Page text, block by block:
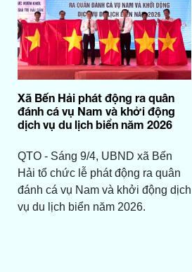
Xã Bến Hải phát động ra quân
đánh cá vụ Nam và khởi động
dịch vụ du lịch biển năm 2026
QTO - Sáng 9/4, UBND xã Bến
Hải tổ chức lễ phát động ra quân
đánh cá vụ Nam và khởi động dịch
vụ du lịch biển năm 2026.